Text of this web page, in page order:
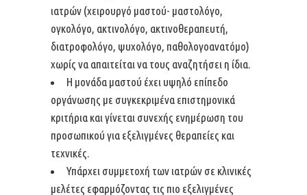
ιατρών (χειρουργό μαστού- μαστολόγο,
ογκολόγο, ακτινολόγο, ακτινοθεραπευτή,
διατροφολόγο, ψυχολόγο, παθολογοανατόμο)
χωρίς να απαιτείται να τους αναζητήσει η ίδια.
Η μονάδα μαστού έχει υψηλό επίπεδο
οργάνωσης με συγκεκριμένα επιστημονικά
κριτήρια και γίνεται συνεχής ενημέρωση του
προσωπικού για εξελιγμένες θεραπείες και
τεχνικές.
Υπάρχει συμμετοχή των ιατρών σε κλινικές
μελέτες εφαρμόζοντας τις πιο εξελιγμένες